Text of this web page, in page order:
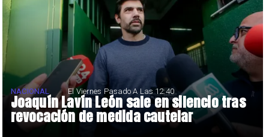
Joaquín Lavín León sale en silencio tras
revocación de medida cautelar
NACIONAL El Viernes Pasado A Las 12:40